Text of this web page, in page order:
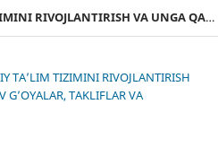
ZAMONAVIY TA’LIM TIZIMINI RIVOJLANTIRISH VA UNGA QARATILGAN KREATIV G’OYALAR, TAKLIFLAR VA YECHIMLAR
TA’LIM TIZIMINI RIVOJLANTIRISH
G’OYALAR, TAKLIFLAR VA